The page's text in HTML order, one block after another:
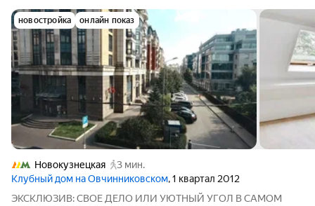
новостройка онлайн показ
Новокузнецкая
3 мин.
Клубный дом на Овчинниковском, 1 квартал 2012
ЭКСКЛЮЗИВ: СВОЕ ДЕЛО ИЛИ УЮТНЫЙ УГОЛ В САМОМ